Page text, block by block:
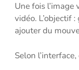
Une fois
vidéo. L’objectif
ajouter du
Selon